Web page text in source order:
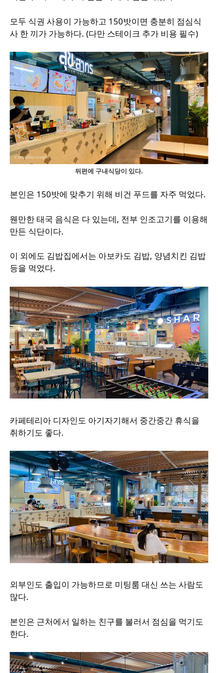
모두 식권 사용이 가능하고 150밧이면 충분히 점심식
사 한 끼가 가능하다. (다만 스테이크 추가 비용 필수)
뒤편에 구내식당이 있다.
본인은 150밧에 맞추기 위해 비건 푸드를 자주 먹었다.
웬만한 태국 음식은 다 있는데, 전부 인조고기를 이용해
만든 식단이다.
이 외에도 김밥집에서는 아보카도 김밥, 양념치킨 김밥
등을 먹었다.
카페테리아 디자인도 아기자기해서 중간중간 휴식을
취하기도 좋다.
외부인도 출입이 가능하므로 미팅룸 대신 쓰는 사람도
많다.
본인은 근처에서 일하는 친구를 불러서 점심을 먹기도
한다.